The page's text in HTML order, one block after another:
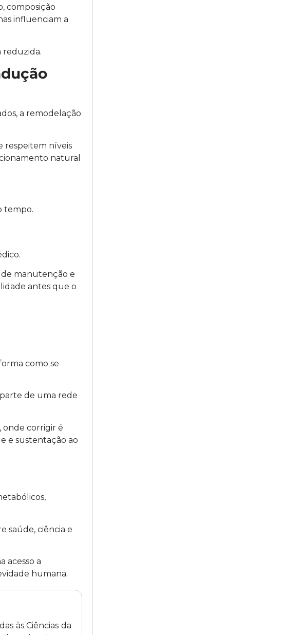
composição
influenciam a
reduzida.
a remodelação
respeitem níveis
natural
tempo.
de manutenção e
antes que o
como se
de uma rede
onde corrigir é
e sustentação ao
saúde, ciência e
acesso a
humana.
às Ciências da